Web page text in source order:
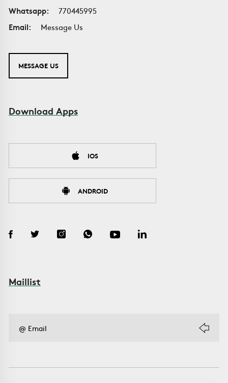
Whatsapp:
770445995
Email:
Message Us
MESSAGE US
Download Apps
IOS
ANDROID
Maillist